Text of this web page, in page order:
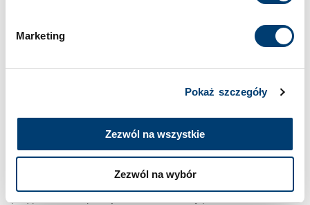
Marketing
Pokaż szczegóły
Zezwól na wszystkie
Zezwól na wybór
• jaka ma być pojemność sejfu?
• jakiej wartości będą przedmioty przechowywane w
• jaki rodzaj zamka preferujesz?
• jaki masz budżet i na ile cena sejfu jest
adekwatna do utraty zawartości?
Jeśli odpowiedziałeś na wszystkie powyższe pytania, a w